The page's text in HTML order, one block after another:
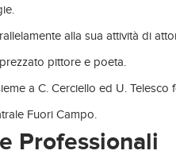
alla sua attività di
pittore e poeta.
a C. Cerciello ed U.
Fuori Campo.
Professionali